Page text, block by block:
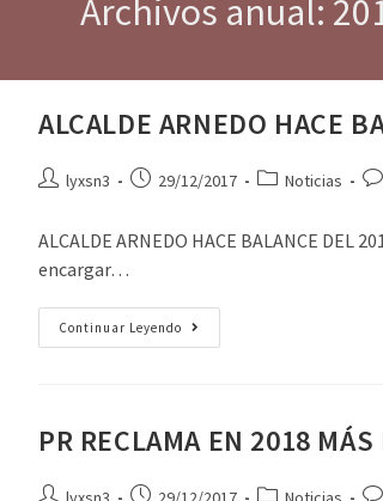
Archivos anual:
ALCALDE ARNEDO HACE
lyxsn3 29/12/2017 Noticias
ALCALDE ARNEDO HACE BALANCE DEL
encargar…
Continuar Leyendo
PR RECLAMA EN 2018